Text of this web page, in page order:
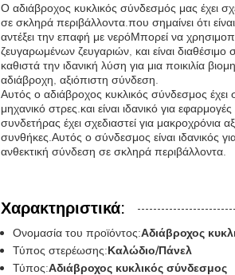
Ο αδιάβροχος κυκλικός σύνδεσμός μας έχει
σε σκληρά περιβάλλοντα.που σημαίνει ότι
αντέξει την επαφή με νερόΜπορεί να
ζευγαρωμένων ζευγαριών, και είναι
καθιστά την ιδανική λύση για μια ποικιλία
αδιάβροχη, αξιόπιστη σύνδεση.
Αυτός ο αδιάβροχος κυκλικός σύνδεσμος έχει
μηχανικό στρες.και είναι ιδανικό για
συνδετήρας έχει σχεδιαστεί για μακροχρόνια
συνθήκες.Αυτός ο σύνδεσμος είναι ιδανικός
ανθεκτική σύνδεση σε σκληρά περιβάλλοντα.
Χαρακτηριστικά:
Ονομασία του προϊόντος:Αδιάβροχος
Τύπος στερέωσης:Καλώδιο/Πάνελ
Τύπος:Αδιάβροχος κυκλικός σύνδεσμος